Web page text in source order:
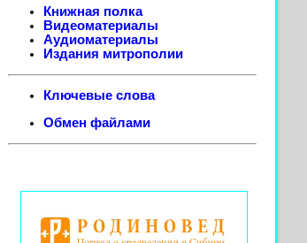
Книжная полка
Видеоматериалы
Аудиоматериалы
Издания митрополии
Ключевые слова
Обмен файлами